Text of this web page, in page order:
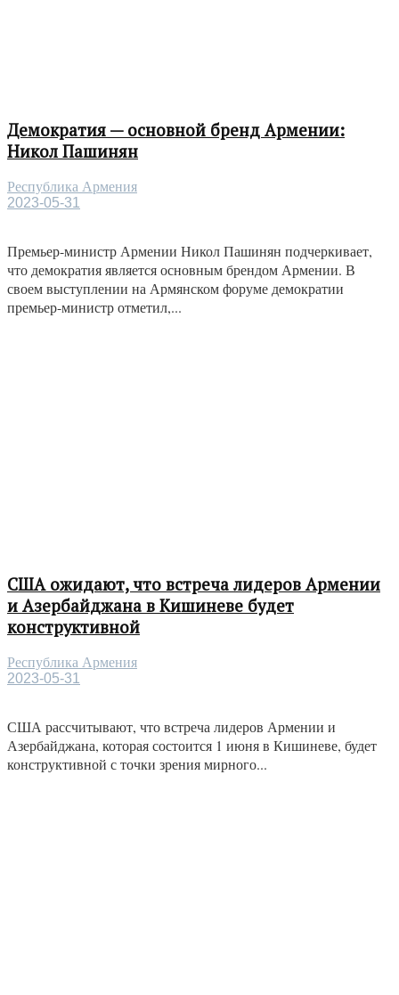
Демократия — основной бренд Армении:
Никол Пашинян
Республика Армения
2023-05-31
Премьер-министр Армении Никол Пашинян подчеркивает,
что демократия является основным брендом Армении. В
своем выступлении на Армянском форуме демократии
премьер-министр отметил,...
США ожидают, что встреча лидеров Армении
и Азербайджана в Кишиневе будет
конструктивной
Республика Армения
2023-05-31
США рассчитывают, что встреча лидеров Армении и
Азербайджана, которая состоится 1 июня в Кишиневе, будет
конструктивной с точки зрения мирного...